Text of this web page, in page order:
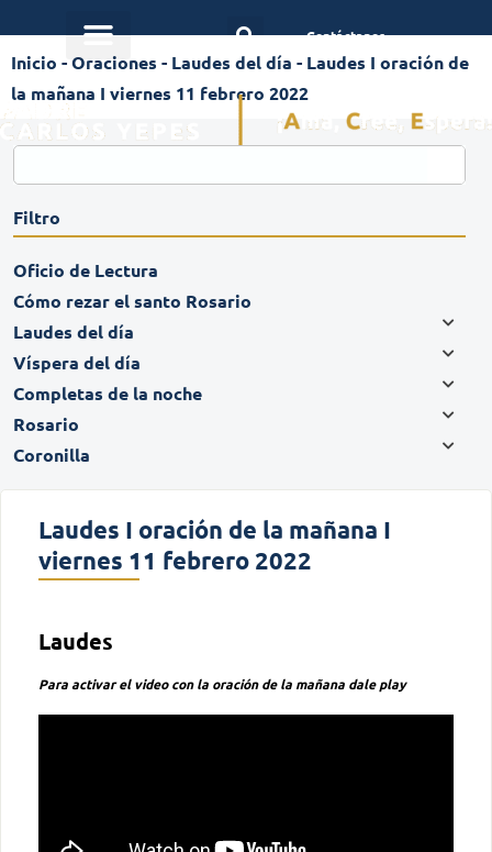
Contáctanos
Inicio -Oraciones - Laudes del día - Laudes I oración de
la mañana I viernes 11 febrero 2022
Filtro
Oficio de Lectura
Cómo rezar el santo Rosario
Laudes del día
Víspera del día
Completas de la noche
Rosario
Coronilla
Laudes I oración de la mañana I
viernes 11 febrero 2022
Laudes
Para activar el video con la oración de la mañana dale play